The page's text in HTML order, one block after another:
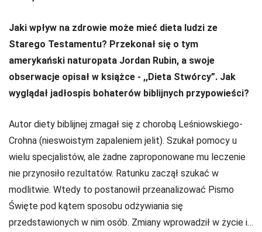
Jaki wpływ na zdrowie może mieć dieta ludzi ze
Starego Testamentu? Przekonał się o tym
amerykański naturopata Jordan Rubin, a swoje
obserwacje opisał w książce - ,,Dieta Stwórcy”. Jak
wyglądał jadłospis bohaterów biblijnych przypowieści?
Autor diety biblijnej zmagał się z chorobą Leśniowskiego-
Crohna (nieswoistym zapaleniem jelit). Szukał pomocy u
wielu specjalistów, ale żadne zaproponowane mu leczenie
nie przynosiło rezultatów. Ratunku zaczął szukać w
modlitwie. Wtedy to postanowił przeanalizować Pismo
Święte pod kątem sposobu odżywiania się
przedstawionych w nim osób. Zmiany wprowadził w życie i…